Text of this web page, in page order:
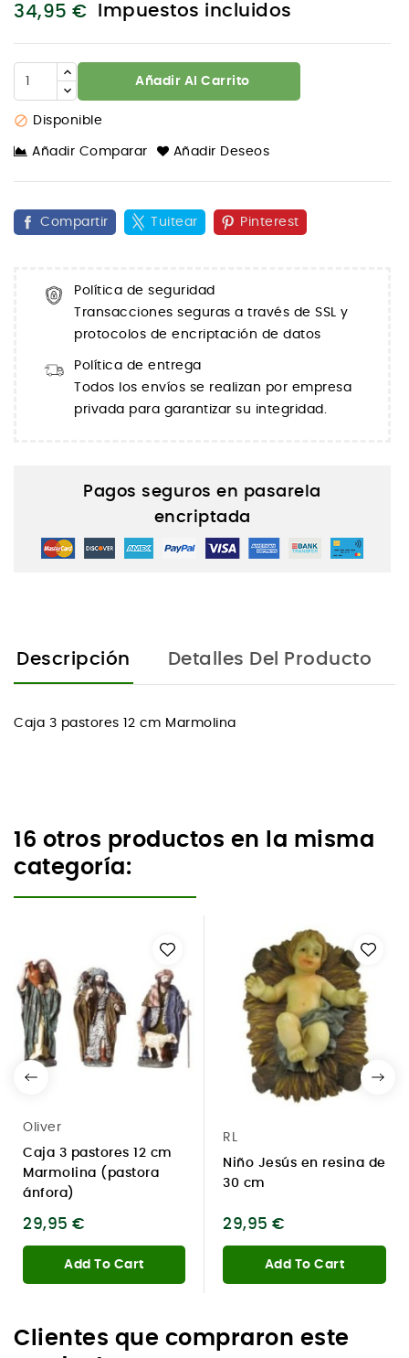
34,95 € Impuestos incluidos
Añadir Al Carrito
 Disponible
Añadir Comparar Añadir Deseos
Compartir Tuitear Pinterest
Política de seguridad
Transacciones seguras a través de SSL y
protocolos de encriptación de datos
Política de entrega
Todos los envíos se realizan por empresa
privada para garantizar su integridad.
Pagos seguros en pasarela
encriptada
Descripción Detalles Del Producto
Caja 3 pastores 12 cm Marmolina
16 otros productos en la misma
categoría:
Oliver
Caja 3 pastores 12 cm
Marmolina (pastora
ánfora)
29,95 €
Add To Cart
RL
Niño Jesús en resina de
30 cm
29,95 €
Add To Cart
Clientes que compraron este